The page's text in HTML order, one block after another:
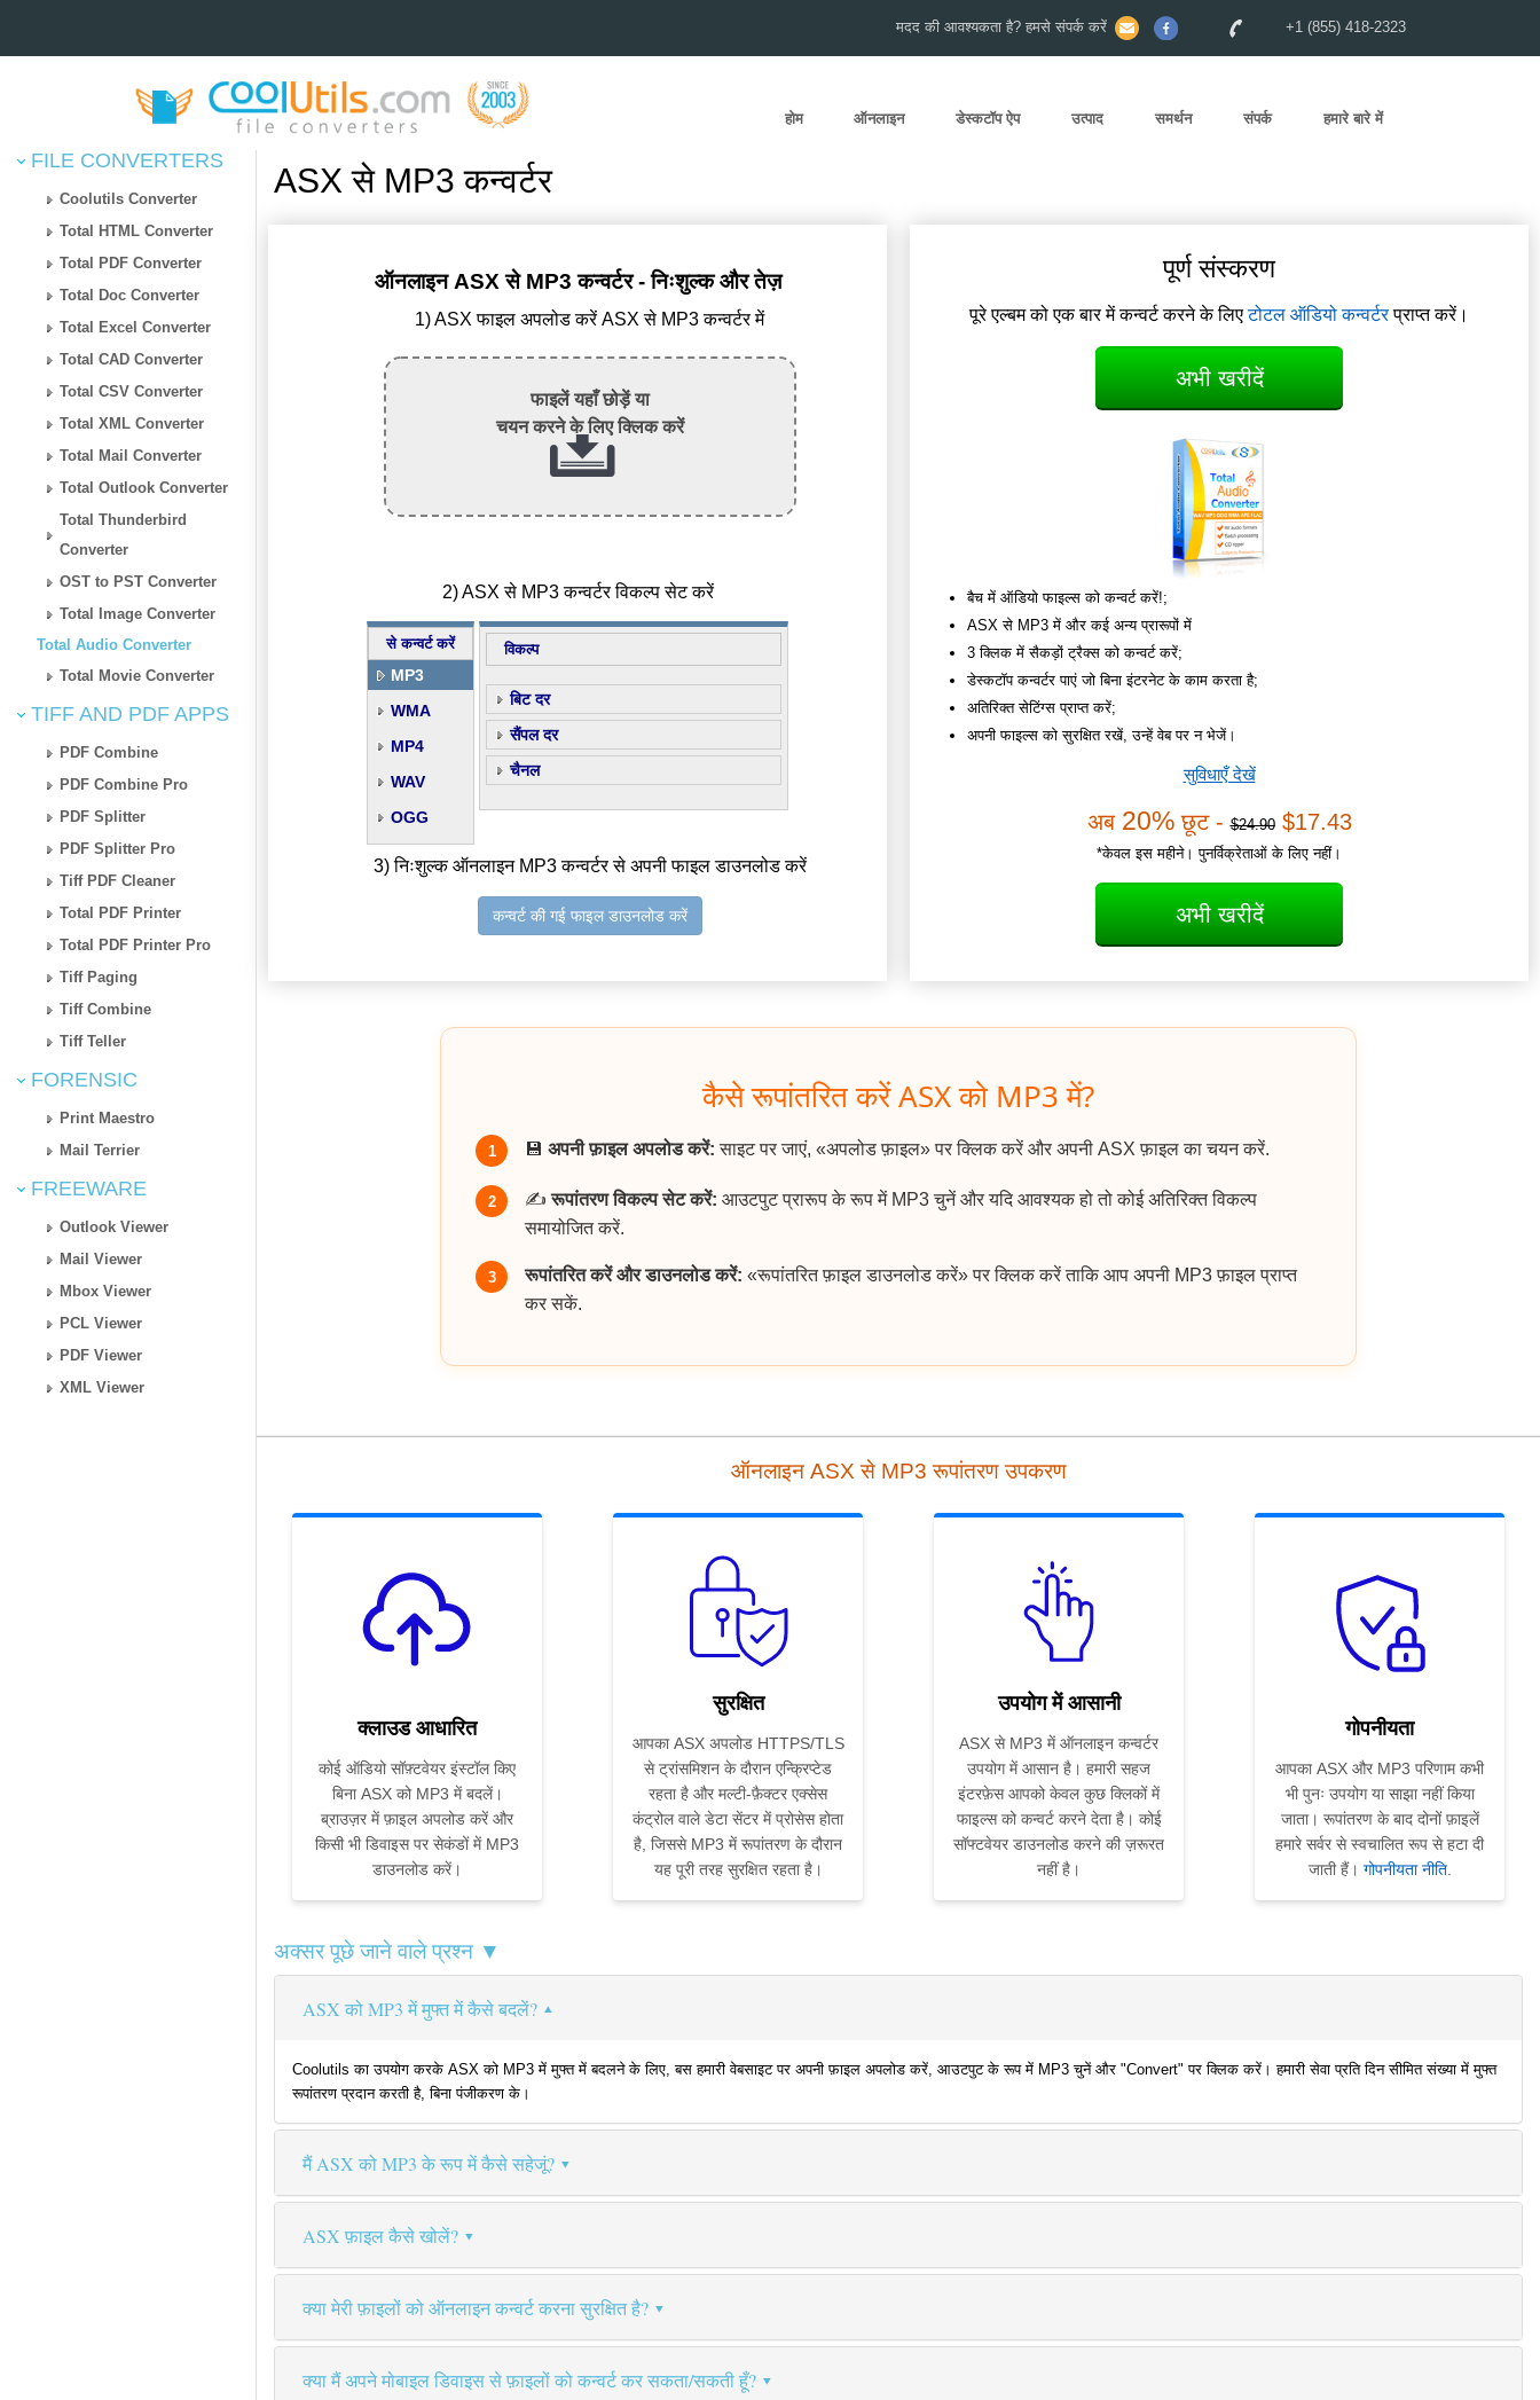
मदद की आवश्यकता है? हमसे संपर्क करें +1 (855) 418-2323
होम ऑनलाइन डेस्कटॉप ऐप उत्पाद समर्थन संपर्क हमारे बारे में
FILE CONVERTERS
Coolutils Converter
Total HTML Converter
Total PDF Converter
Total Doc Converter
Total Excel Converter
Total CAD Converter
Total CSV Converter
Total XML Converter
Total Mail Converter
Total Outlook Converter
Total Thunderbird
Converter
OST to PST Converter
Total Image Converter
Total Audio Converter
Total Movie Converter
TIFF AND PDF APPS
PDF Combine
PDF Combine Pro
PDF Splitter
PDF Splitter Pro
Tiff PDF Cleaner
Total PDF Printer
Total PDF Printer Pro
Tiff Paging
Tiff Combine
Tiff Teller
FORENSIC
Print Maestro
Mail Terrier
FREEWARE
Outlook Viewer
Mail Viewer
Mbox Viewer
PCL Viewer
PDF Viewer
XML Viewer
ASX से MP3 कन्वर्टर
ऑनलाइन ASX से MP3 कन्वर्टर - निःशुल्क और तेज़
1) ASX फाइल अपलोड करें ASX से MP3 कन्वर्टर में
फाइलें यहाँ छोड़ें या
चयन करने के लिए क्लिक करें
2) ASX से MP3 कन्वर्टर विकल्प सेट करें
से कन्वर्ट करें
MP3
WMA
MP4
WAV
OGG
विकल्प
बिट दर
सैंपल दर
चैनल
3) निःशुल्क ऑनलाइन MP3 कन्वर्टर से अपनी फाइल डाउनलोड करें
कन्वर्ट की गई फाइल डाउनलोड करें
पूर्ण संस्करण
पूरे एल्बम को एक बार में कन्वर्ट करने के लिएटोटल ऑडियो कन्वर्टरप्राप्त करें।
अभी खरीदें
बैच में ऑडियो फाइल्स को कन्वर्ट करें!;
ASX से MP3 में और कई अन्य प्रारूपों में
3 क्लिक में सैकड़ों ट्रैक्स को कन्वर्ट करें;
डेस्कटॉप कन्वर्टर पाएं जो बिना इंटरनेट के काम करता है;
अतिरिक्त सेटिंग्स प्राप्त करें;
अपनी फाइल्स को सुरक्षित रखें, उन्हें वेब पर न भेजें।
सुविधाएँ देखें
अब 20%छूट -$24.90$17.43
*केवल इस महीने। पुनर्विक्रेताओं के लिए नहीं।
अभी खरीदें
कैसे रूपांतरित करें ASX को MP3 में?
1 💾 अपनी फ़ाइल अपलोड करें: साइट पर जाएं, «अपलोड फ़ाइल» पर क्लिक करें और अपनी ASX फ़ाइल का चयन करें.
2 ✍️रूपांतरण विकल्प सेट करें: आउटपुट प्रारूप के रूप में MP3 चुनें और यदि आवश्यक हो तो कोई अतिरिक्त विकल्प
समायोजित करें.
3 रूपांतरित करें और डाउनलोड करें: «रूपांतरित फ़ाइल डाउनलोड करें» पर क्लिक करें ताकि आप अपनी MP3 फ़ाइल प्राप्त
कर सकें.
ऑनलाइन ASX से MP3 रूपांतरण उपकरण
क्लाउड आधारित
कोई ऑडियो सॉफ़्टवेयर इंस्टॉल किए
बिना ASX को MP3 में बदलें।
ब्राउज़र में फ़ाइल अपलोड करें और
किसी भी डिवाइस पर सेकंडों में MP3
डाउनलोड करें।
सुरक्षित
आपका ASX अपलोड HTTPS/TLS
से ट्रांसमिशन के दौरान एन्क्रिप्टेड
रहता है और मल्टी-फ़ैक्टर एक्सेस
कंट्रोल वाले डेटा सेंटर में प्रोसेस होता
है, जिससे MP3 में रूपांतरण के दौरान
यह पूरी तरह सुरक्षित रहता है।
उपयोग में आसानी
ASX से MP3 में ऑनलाइन कन्वर्टर
उपयोग में आसान है। हमारी सहज
इंटरफ़ेस आपको केवल कुछ क्लिकों में
फाइल्स को कन्वर्ट करने देता है। कोई
सॉफ्टवेयर डाउनलोड करने की ज़रूरत
नहीं है।
गोपनीयता
आपका ASX और MP3 परिणाम कभी
भी पुनः उपयोग या साझा नहीं किया
जाता। रूपांतरण के बाद दोनों फ़ाइलें
हमारे सर्वर से स्वचालित रूप से हटा दी
जाती हैं। गोपनीयता नीति.
अक्सर पूछे जाने वाले प्रश्न ▼
ASX को MP3 में मुफ्त में कैसे बदलें?
Coolutils का उपयोग करके ASX को MP3 में मुफ्त में बदलने के लिए, बस हमारी वेबसाइट पर अपनी फ़ाइल अपलोड करें, आउटपुट के रूप में MP3 चुनें और "Convert" पर क्लिक करें। हमारी सेवा प्रति दिन सीमित संख्या में मुफ्त
रूपांतरण प्रदान करती है, बिना पंजीकरण के।
मैं ASX को MP3 के रूप में कैसे सहेजूं?
ASX फ़ाइल कैसे खोलें?
क्या मेरी फ़ाइलों को ऑनलाइन कन्वर्ट करना सुरक्षित है?
क्या मैं अपने मोबाइल डिवाइस से फ़ाइलों को कन्वर्ट कर सकता/सकती हूँ?